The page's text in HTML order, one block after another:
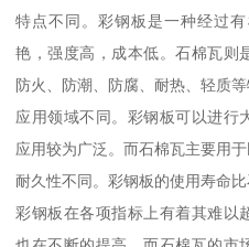
特点不同。彩钢板是一种经过
艳，强度高，成本低。石棉瓦则
防火、防潮、防腐、耐热、轻质等
应用领域不同。彩钢板可以进行
应用较为广泛。而石棉瓦主要用于
耐久性不同。彩钢板的使用寿命
彩钢板在各项指标上有着其难以